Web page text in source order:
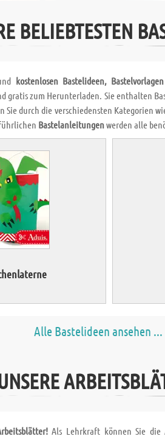
BELIEBTESTEN
kostenlosen Bastelideen, Bastelvorlagen
gratis zum Herunterladen. Sie enthalten
Sie durch die verschiedensten Kategorien
Bastelanleitungenwerden alle
Alle Bastelideen ansehen ...
Als Lehrkraft können Sie die